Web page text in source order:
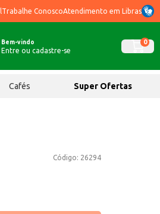
Trabalhe ConoscoAtendimento em Libras
Bem-vindo
Entre ou cadastre-se
0
Cafés Super Ofertas
Código: 26294